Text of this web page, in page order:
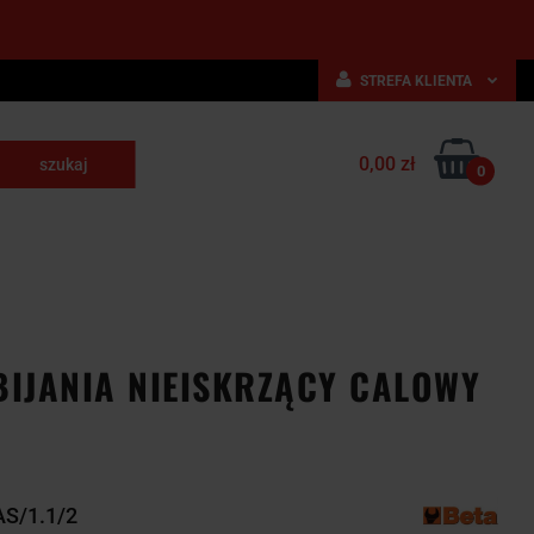
STREFA KLIENTA
Zaloguj się
Zarejestruj się
0,00 zł 0
NIEISKRZĄCY CALOWY
1.1/2